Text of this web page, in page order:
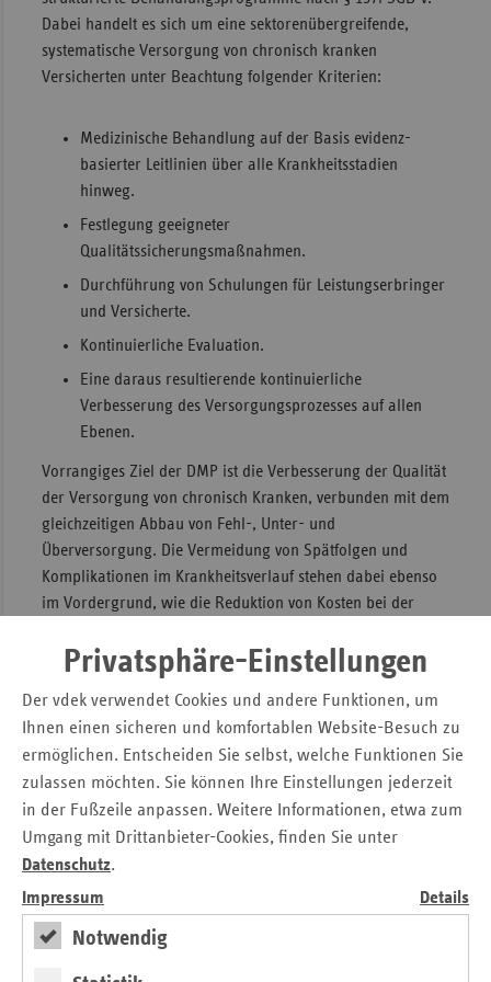
Privatsphäre-Einstellungen
Der vdek verwendet Cookies und andere Funktionen, um
Ihnen einen sicheren und komfortablen Website-Besuch zu
ermöglichen. Entscheiden Sie selbst, welche Funktionen Sie
zulassen möchten. Sie können Ihre Einstellungen jederzeit
in der Fußzeile anpassen. Weitere Informationen, etwa zum
Umgang mit Drittanbieter-Cookies, finden Sie unter
Datenschutz.
Impressum
Details
Notwendig
Dabei handelt es sich um eine sektorenübergreifende,
systematische Versorgung von chronisch kranken
Versicherten unter Beachtung folgender Kriterien:
Medizinische Behandlung auf der Basis evidenz-
basierter Leitlinien über alle Krankheitsstadien
hinweg.
Festlegung geeigneter
Qualitätssicherungsmaßnahmen.
Durchführung von Schulungen für Leistungserbringer
und Versicherte.
Kontinuierliche Evaluation.
Eine daraus resultierende kontinuierliche
Verbesserung des Versorgungsprozesses auf allen
Ebenen.
Vorrangiges Ziel der DMP ist die Verbesserung der Qualität
der Versorgung von chronisch Kranken, verbunden mit dem
gleichzeitigen Abbau von Fehl-, Unter- und
Überversorgung. Die Vermeidung von Spätfolgen und
Komplikationen im Krankheitsverlauf stehen dabei ebenso
im Vordergrund, wie die Reduktion von Kosten bei der
Für die Teilnahme eines Versicherten am DMP erhalten die
gesetzlichen Krankenkassen Zuweisungen aus dem
Gesundheitsfonds. Für 2026 beträgt diese DMP-
Programmkostenpauschale 149,16 Euro pro DMP-
Versichertenjahr (im Vorjahr 2025 betrug sie 141,60 Euro).
Die medizinischen Voraussetzungen und die inhaltliche
Ausgestaltung ergeben sich aus derDMP-Anforderungen-
Richtlinie des Gemeinsamen Bundesausschusses (G-BA)
sowie der Risikostrukturausgleichsverordnung (RSAV) in
der jeweils gültigen Fassung.